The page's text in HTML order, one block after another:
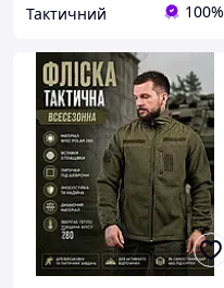
Тактичний 100%